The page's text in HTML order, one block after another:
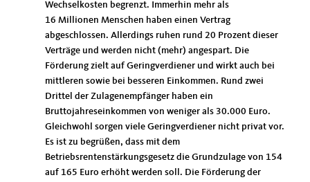
Wechselkosten begrenzt. Immerhin mehr als
16 Millionen Menschen haben einen Vertrag
abgeschlossen. Allerdings ruhen rund 20 Prozent dieser
Verträge und werden nicht (mehr) angespart. Die
Förderung zielt auf Geringverdiener und wirkt auch bei
mittleren sowie bei besseren Einkommen. Rund zwei
Drittel der Zulagenempfänger haben ein
Bruttojahreseinkommen von weniger als 30.000 Euro.
Gleichwohl sorgen viele Geringverdiener nicht privat vor.
Es ist zu begrüßen, dass mit dem
Betriebsrentenstärkungsgesetz die Grundzulage von 154
auf 165 Euro erhöht werden soll. Die Förderung der